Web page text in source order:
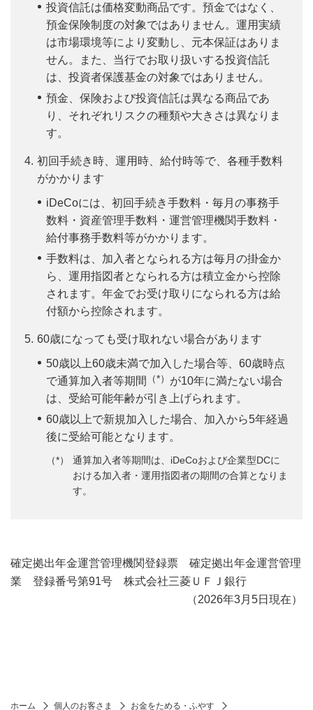
投資信託は価格変動商品です。預金ではなく、
預金保険制度の対象ではありません。運用実績
は市場環境等により変動し、元本保証はありま
せん。また、当行でお取り扱いする投資信託
は、投資者保護基金の対象ではありません。
預金、保険および投資信託は異なる商品であ
り、それぞれリスクの種類や大きさは異なりま
す。
初回手続き時、運用時、給付時等で、各種手数料
がかかります
iDeCoには、初回手続き手数料・毎月の事務手
数料・資産管理手数料・運営管理機関手数料・
給付事務手数料等がかかります。
手数料は、加入者となられる方は毎月の掛金か
ら、運用指図者となられる方は積立金から控除
されます。年金でお受け取りになられる方は給
付額から控除されます。
60歳になっても受け取れない場合があります
50歳以上60歳未満で加入した場合等、60歳時点
で通算加入者等期間
（*） が10年に満たない場合
は、受給可能年齢が引き上げられます。
60歳以上で新規加入した場合、加入から5年経過
後に受給可能となります。
通算加入者等期間は、iDeCoおよび企業型DCに
おける加入者・運用指図者の期間の合算となりま
す。
確定拠出年金運営管理機関登録票 確定拠出年金運営管理
業 登録番号第91号 株式会社三菱ＵＦＪ銀行
（2026年3月5日現在）
ホーム 個人のお客さま お金をためる・ふやす